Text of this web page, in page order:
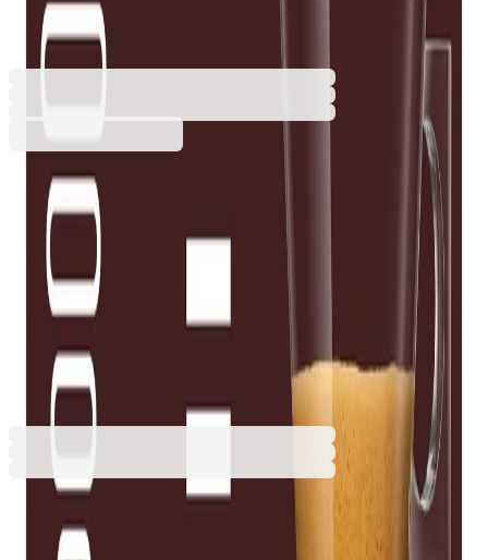
5115140055
Баркод: 8445290421456
6,74 €
13,19 лв.
Вид
Milano
Napoli
13,19 лв.
Ценa с ДДС